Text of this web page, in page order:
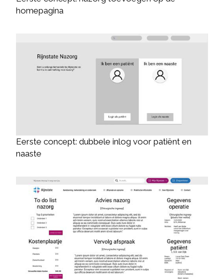
homepagina
Eerste concept: dubbele inlog voor patiënt en
naaste